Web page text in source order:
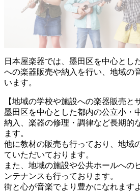
日本屋楽器では、墨田区を中心とし
への楽器販売や納入を行い、地域の
います。
【地域の学校や施設への楽器販売と
墨田区を中心とした都内の公立小・
納入、楽器の修理・調律など長期的
ます。
他に教材の販売も行っており、地域
ていただいております。
また、地域の施設や公共ホールへの
ンテナンスも行っております。
街と心が音楽でより豊かになれます